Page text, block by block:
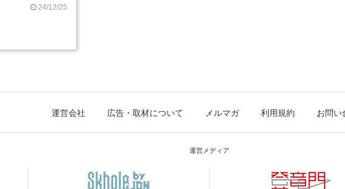
24/12/25
運営会社 広告・取材について メルマガ 利用規約 お問い
運営メディア